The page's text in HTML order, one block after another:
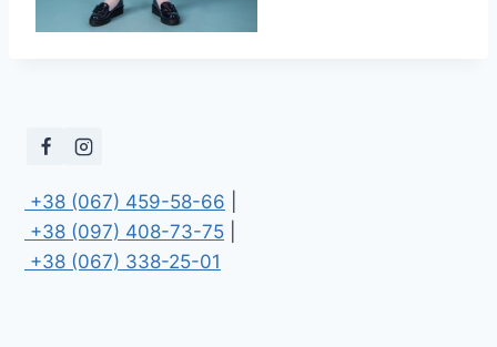
+38 (067) 459-58-66
+38 (097) 408-73-75
+38 (067) 338-25-01